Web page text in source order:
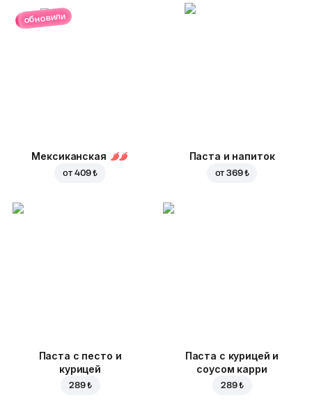
обновили
Мексиканская
от 409 ₺
Паста и напиток
от369 ₺
Паста с песто и
курицей
289 ₺
Паста с курицей и
соусом карри
289 ₺